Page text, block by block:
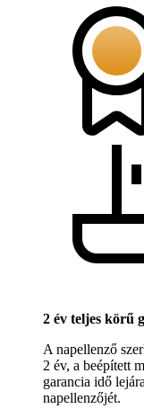
2 év teljes körű
A napellenző
2 év, a beépített
garancia idő
napellenzőjét.